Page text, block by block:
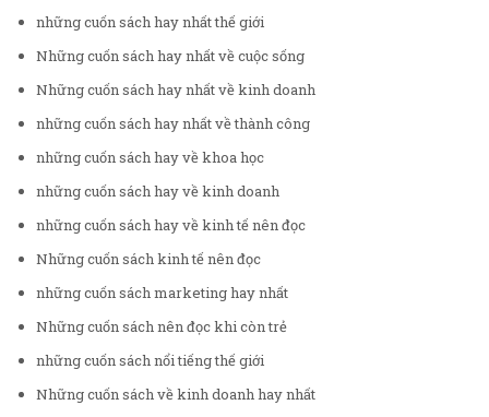
những cuốn sách hay nhất thế giới
Những cuốn sách hay nhất về cuộc sống
Những cuốn sách hay nhất về kinh doanh
những cuốn sách hay nhất về thành công
những cuốn sách hay về khoa học
những cuốn sách hay về kinh doanh
những cuốn sách hay về kinh tế nên đọc
Những cuốn sách kinh tế nên đọc
những cuốn sách marketing hay nhất
Những cuốn sách nên đọc khi còn trẻ
những cuốn sách nổi tiếng thế giới
Những cuốn sách về kinh doanh hay nhất